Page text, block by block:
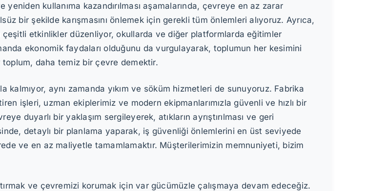
yeniden kullanıma kazandırılması aşamalarında, çevreye en az zarar
bir şekilde karışmasını önlemek için gerekli tüm önlemleri alıyoruz. Ayrıca,
etkinlikler düzenliyor, okullarda ve diğer platformlarda eğitimler
ekonomik faydaları olduğunu da vurgulayarak, toplumun her kesimini
daha temiz bir çevre demektir.
kalmıyor, aynı zamanda yıkım ve söküm hizmetleri de sunuyoruz. Fabrika
işleri, uzman ekiplerimiz ve modern ekipmanlarımızla güvenli ve hızlı bir
duyarlı bir yaklaşım sergileyerek, atıkların ayrıştırılması ve geri
detaylı bir planlama yaparak, iş güvenliği önlemlerini en üst seviyede
ve en az maliyetle tamamlamaktır. Müşterilerimizin memnuniyeti, bizim
ve çevremizi korumak için var gücümüzle çalışmaya devam edeceğiz.